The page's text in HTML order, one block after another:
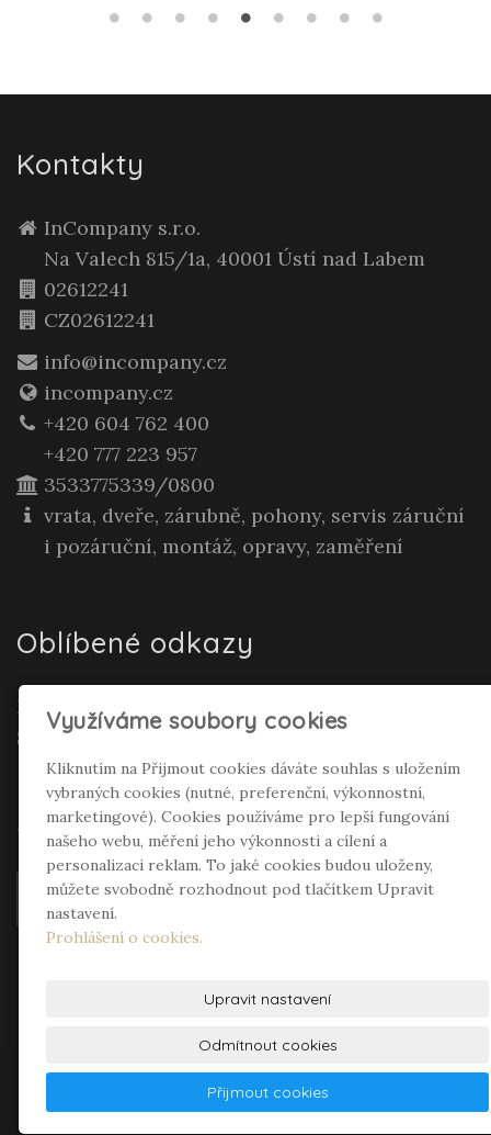
Kontakty
InCompany s.r.o.
Na Valech 815/1a, 40001 Ústí nad Labem
02612241
CZ02612241
info@incompany.cz
incompany.cz
+420 604 762 400
+420 777 223 957
3533775339/0800
vrata, dveře, zárubně, pohony, servis záruční
i pozáruční, montáž, opravy, zaměření
Oblíbené odkazy
Realitní makléř Gepard Renata Polívková
Seifertová
Sociální sítě
InCompany s.r.o. – DVEŘE a VRATA -
prodej, montáž a servis| Mapa webu
Využíváme soubory cookies
Kliknutím na Přijmout cookies dáváte souhlas s uložením
vybraných cookies (nutné, preferenční, výkonnostní,
marketingové). Cookies používáme pro lepší fungování
našeho webu, měření jeho výkonnosti a cílení a
personalizaci reklam. To jaké cookies budou uloženy,
můžete svobodně rozhodnout pod tlačítkem Upravit
nastavení.
Prohlášení o cookies.
Upravit nastavení
Odmítnout cookies
Přijmout cookies